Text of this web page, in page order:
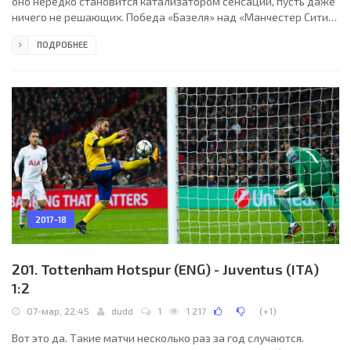
ничего не решающих. Победа «Базеля» над «Манчестер Сити»
поскольку смогли переиграть сильнейший, пожалуй, клуб
случаи, когда победителем двухматчевого противостояния
становилась команда, уступившая в первой встрече
ПОДРОБНЕЕ
2017-18
201. Tottenham Hotspur (ENG) - Juventus (ITA)
1:2
07-мар, 22:45 dudd 1 1 217 (+1)
Вот это да. Такие матчи несколько раз за год случаются.